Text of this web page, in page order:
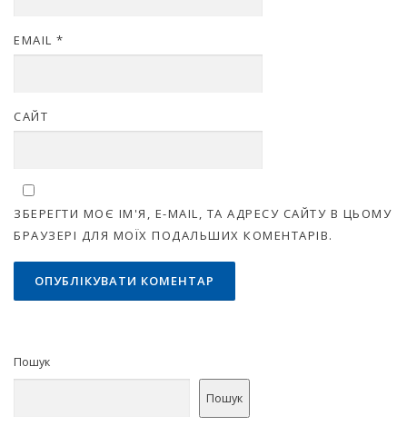
EMAIL *
САЙТ
ЗБЕРЕГТИ МОЄ ІМ'Я, E-MAIL, ТА АДРЕСУ САЙТУ В ЦЬОМУ
БРАУЗЕРІ ДЛЯ МОЇХ ПОДАЛЬШИХ КОМЕНТАРІВ.
Пошук
Пошук